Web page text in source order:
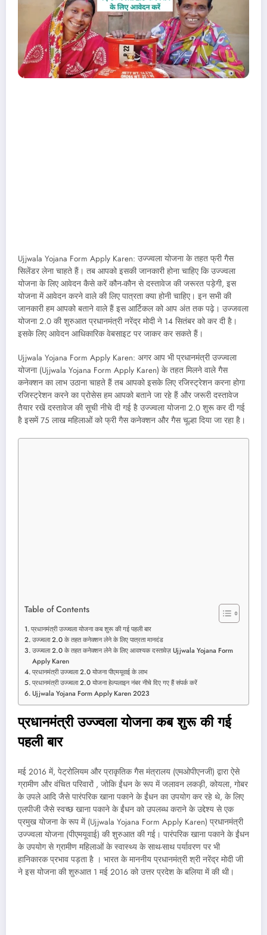
Ujjwala Yojana Form Apply Karen: उज्ज्वला योजना के तहत फ्री गैस
सिलेंडर लेना चाहते हैं। तब आपको इसकी जानकारी होना चाहिए कि उज्ज्वला
योजना के लिए आवेदन कैसे करें कौन-कौन से दस्तावेज की जरूरत पड़ेगी, इस
योजना में आवेदन करने वाले की लिए पात्रता क्या होनी चाहिए। इन सभी की
जानकारी हम आपको बताने वाले हैं इस आर्टिकल को आप अंत तक पढ़े। उज्जवला
योजना 2.0 की शुरुआत प्रधानमंत्री नरेंद्र मोदी ने 14 सितंबर को कर दी है।
इसके लिए आवेदन आधिकारिक वेबसाइट पर जाकर कर सकते हैं।
Ujjwala Yojana Form Apply Karen: अगर आप भी प्रधानमंत्री उज्ज्वला
योजना (Ujjwala Yojana Form Apply Karen) के तहत मिलने वाले गैस
कनेक्शन का लाभ उठाना चाहते हैं तब आपको इसके लिए रजिस्ट्रेशन करना होगा
रजिस्ट्रेशन करने का प्रोसेस हम आपको बताने जा रहे हैं और जरूरी दस्तावेज
तैयार रखें दस्तावेज की सूची नीचे दी गई है उज्ज्वला योजना 2.0 शुरू कर दी गई
है इसमें 75 लाख महिलाओं को फ्री गैस कनेक्शन और गैस चूल्हा दिया जा रहा है।
Table of Contents
प्रधानमंत्री उज्ज्वला योजना कब शुरू की गई पहली बार
उज्ज्वला 2.0 के तहत कनेक्शन लेने के लिए पात्रता मानदंड
उज्ज्वला 2.0 के तहत कनेक्शन लेने के लिए आवश्यक दस्तावेज़ Ujjwala Yojana Form
Apply Karen
प्रधानमंत्री उज्ज्वला 2.0 योजना पीएमयूवाई के लाभ
प्रधानमंत्री उज्ज्वला 2.0 योजना हेल्पलाइन नंबर नीचे दिए गए हैं संपर्क करें
Ujjwala Yojana Form Apply Karen 2023
प्रधानमंत्री उज्ज्वला योजना कब शुरू की गई
पहली बार
मई 2016 में, पेट्रोलियम और प्राकृतिक गैस मंत्रालय (एमओपीएनजी) द्वारा ऐसे
ग्रामीण और वंचित परिवारों , जोकि ईंधन के रूप में जलावन लकड़ी, कोयला, गोबर
के उपले आदि जैसे पारंपरिक खाना पकाने के ईंधन का उपयोग कर रहे थे, के लिए
एलपीजी जैसे स्वच्छ खाना पकाने के ईंधन को उपलब्ध कराने के उद्देश्य से एक
प्रमुख योजना के रूप में (Ujjwala Yojana Form Apply Karen) प्रधानमंत्री
उज्ज्वला योजना (पीएमयूवाई) की शुरुआत की गई। पारंपरिक खाना पकाने के ईंधन
के उपयोग से ग्रामीण महिलाओं के स्वास्थ्य के साथ-साथ पर्यावरण पर भी
हानिकारक प्रभाव पड़ता है । भारत के माननीय प्रधानमंत्री श्री नरेंद्र मोदी जी
ने इस योजना की शुरुआत 1 मई 2016 को उत्तर प्रदेश के बलिया में की थी।